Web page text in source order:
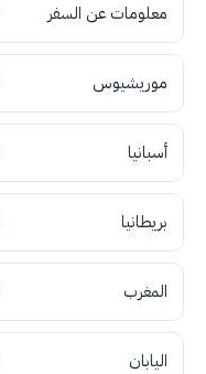
معلومات عن السفر
موريشيوس
أسبانيا
بريطانيا
المغرب
اليابان